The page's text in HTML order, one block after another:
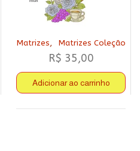
Matrizes, Matrizes Coleção
R$ 35,00
Adicionar ao carrinho